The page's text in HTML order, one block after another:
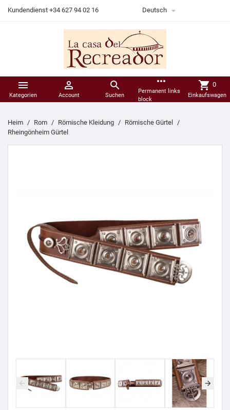
Kundendienst +34 627 94 02 16 Deutsch 

Kategorien

Account

Suchen
more_horiz
Permanent links
block
shopping_cart 0
Einkaufswagen
Heim Rom Römische Kleidung
Römische Gürtel
Rheingönheim Gürtel